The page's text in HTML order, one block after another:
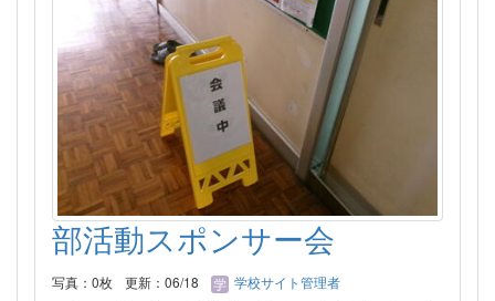
部活動スポンサー会
写真：0枚 更新：06/18 学校サイト管理者